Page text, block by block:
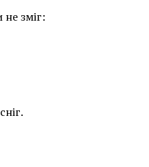
зміг: